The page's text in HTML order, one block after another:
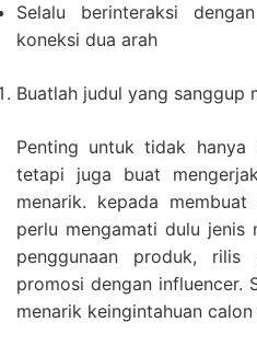
Selalu berinteraksi
koneksi dua arah
Buatlah judul yang sanggup
Penting untuk tidak hanya
tetapi juga buat
menarik. kepada
perlu mengamati dulu jenis
penggunaan produk, rilis
promosi dengan influencer.
menarik keingintahuan calon